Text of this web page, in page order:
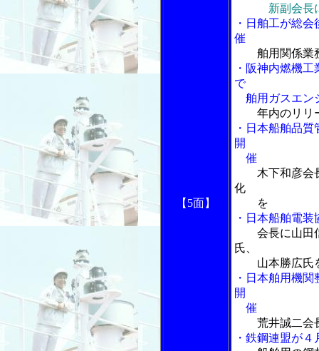
【5面】
新副会長
・日舶工が総
催
舶用関係業
・阪神内燃機
で
舶用ガスエン
年内のリリ
・日本船舶品
開
催
木下和彦会
化
を
・日本船舶電
会長に山田
氏、
山本勝広氏
・日本舶用機
開
催
荒井誠二会
・鉄鋼連盟が